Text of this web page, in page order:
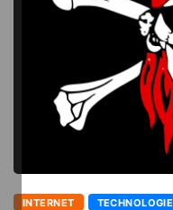
INTERNET TECHNOLOGIE